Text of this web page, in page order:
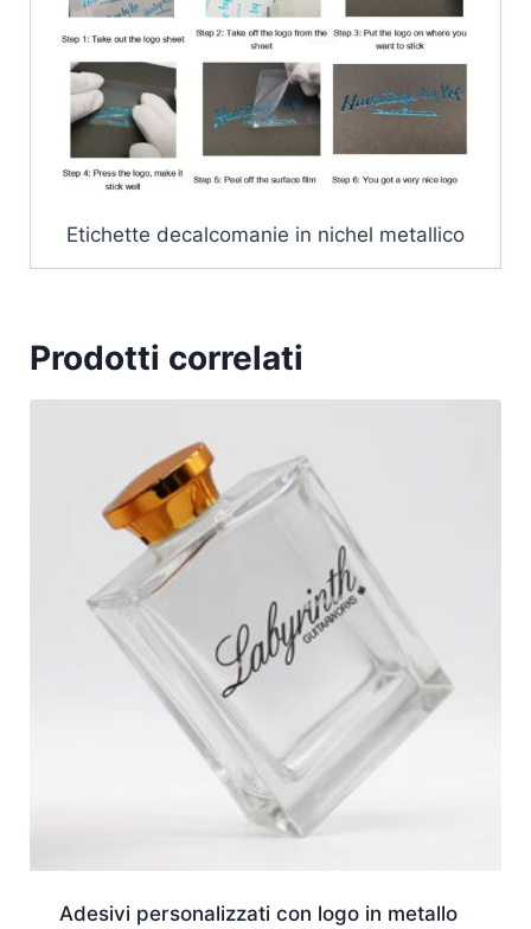
Etichette decalcomanie in nichel metallico
Prodotti correlati
Adesivi personalizzati con logo in metallo